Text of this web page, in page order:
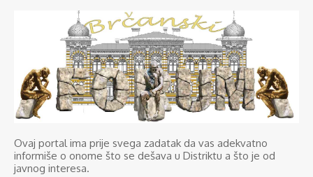
Ovaj portal ima prije svega zadatak da vas adekvatno
informiše o onome što se dešava u Distriktu a što je od
javnog interesa.